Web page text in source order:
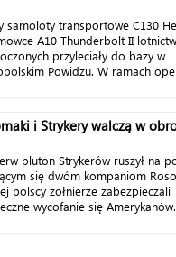
samoloty transportowe C­130
A­10 Thunderbolt II
przyleciały do bazy w
Powidzu. W ramach
i Strykery walczą w
pluton Strykerów ruszył na
się dwóm kompaniom
polscy żołnierze zabezpieczali
wycofanie się